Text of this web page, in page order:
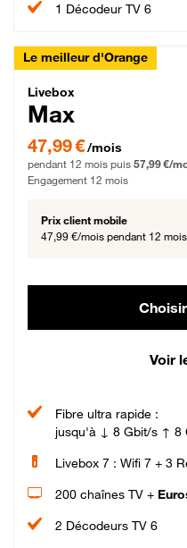
1 Décodeur TV 6
Le meilleur d'Orange
Livebox Max
Livebox
Max
47,99 € par mois pendant 12
47,99 €/mois
pendant 12 mois puis 57,99 €/
Engagement 12 mois
Prix client mobile
47,99 €/mois pendant 12
Voir
Fibre ultra rapide :
jusqu'à ↓ 8 Gbit/s ↑ 8
Livebox 7 : Wifi 7 + 3
200 chaînes TV +
2 Décodeurs TV 6